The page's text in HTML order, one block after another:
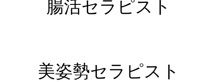
腸活セラピスト
美姿勢セラピスト